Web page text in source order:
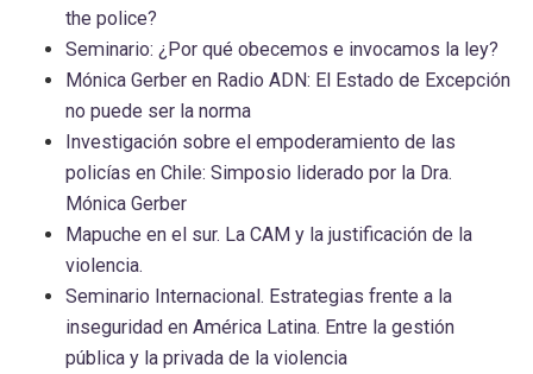
the police?
Seminario: ¿Por qué obecemos e invocamos la ley?
Mónica Gerber en Radio ADN: El Estado de Excepción
no puede ser la norma
Investigación sobre el empoderamiento de las
policías en Chile: Simposio liderado por la Dra.
Mónica Gerber
Mapuche en el sur. La CAM y la justificación de la
violencia.
Seminario Internacional. Estrategias frente a la
inseguridad en América Latina. Entre la gestión
pública y la privada de la violencia